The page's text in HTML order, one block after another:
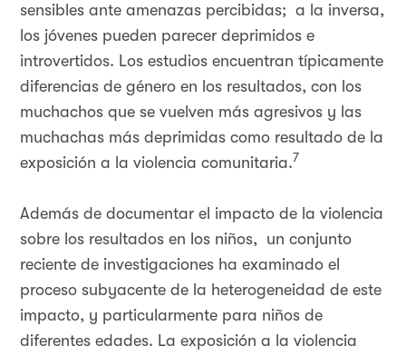
sensibles ante amenazas percibidas; a la inversa,
los jóvenes pueden parecer deprimidos e
introvertidos. Los estudios encuentran típicamente
diferencias de género en los resultados, con los
muchachos que se vuelven más agresivos y las
muchachas más deprimidas como resultado de la
exposición a la violencia comunitaria.7
Además de documentar el impacto de la violencia
sobre los resultados en los niños, un conjunto
reciente de investigaciones ha examinado el
proceso subyacente de la heterogeneidad de este
impacto, y particularmente para niños de
diferentes edades. La exposición a la violencia